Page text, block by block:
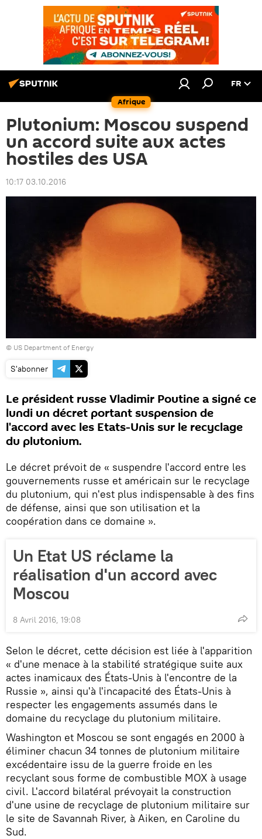
Afrique
FR
Plutonium: Moscou suspend
un accord suite aux actes
hostiles des USA
10:17 03.10.2016
© US Department of Energy
S'abonner
Le président russe Vladimir Poutine a signé ce
lundi un décret portant suspension de
l'accord avec les Etats-Unis sur le recyclage
du plutonium.
Le décret prévoit de « suspendre l'accord entre les
gouvernements russe et américain sur le recyclage
du plutonium, qui n'est plus indispensable à des fins
de défense, ainsi que son utilisation et la
coopération dans ce domaine ».
Un Etat US réclame la
réalisation d'un accord avec
Moscou
8 Avril 2016, 19:08
Selon le décret, cette décision est liée à l'apparition
« d'une menace à la stabilité stratégique suite aux
actes inamicaux des États-Unis à l'encontre de la
Russie », ainsi qu'à l'incapacité des États-Unis à
respecter les engagements assumés dans le
domaine du recyclage du plutonium militaire.
Washington et Moscou se sont engagés en 2000 à
éliminer chacun 34 tonnes de plutonium militaire
excédentaire issu de la guerre froide en les
recyclant sous forme de combustible MOX à usage
civil. L'accord bilatéral prévoyait la construction
d'une usine de recyclage de plutonium militaire sur
le site de Savannah River, à Aiken, en Caroline du
Sud.